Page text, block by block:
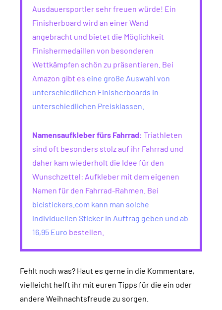
Ausdauersportler sehr freuen würde! Ein
Finisherboard wird an einer Wand
angebracht und bietet die Möglichkeit
Finishermedaillen von besonderen
Wettkämpfen schön zu präsentieren. Bei
Amazon gibt es eine große Auswahl von
unterschiedlichen Finisherboards in
unterschiedlichen Preisklassen.
Namensaufkleber fürs Fahrrad: Triathleten
sind oft besonders stolz auf ihr Fahrrad und
daher kam wiederholt die Idee für den
Wunschzettel: Aufkleber mit dem eigenen
Namen für den Fahrrad-Rahmen. Bei
bicistickers.com kann man solche
individuellen Sticker in Auftrag geben und ab
16,95 Euro bestellen.
Fehlt noch was? Haut es gerne in die Kommentare,
vielleicht helft ihr mit euren Tipps für die ein oder
andere Weihnachtsfreude zu sorgen.